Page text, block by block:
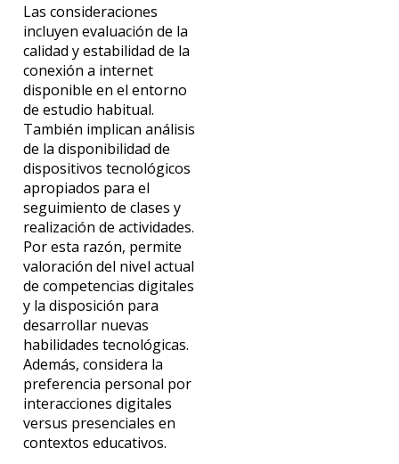
Las consideraciones
incluyen evaluación de la
calidad y estabilidad de la
conexión a internet
disponible en el entorno
de estudio habitual.
También implican análisis
de la disponibilidad de
dispositivos tecnológicos
apropiados para el
seguimiento de clases y
realización de actividades.
Por esta razón, permite
valoración del nivel actual
de competencias digitales
y la disposición para
desarrollar nuevas
habilidades tecnológicas.
Además, considera la
preferencia personal por
interacciones digitales
versus presenciales en
contextos educativos.